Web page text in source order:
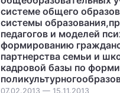
системе общего
системы
педагогов и моделей
формированию
партнерства семьи и
кадровой базы по
07.02.2013 — 15.11.2013